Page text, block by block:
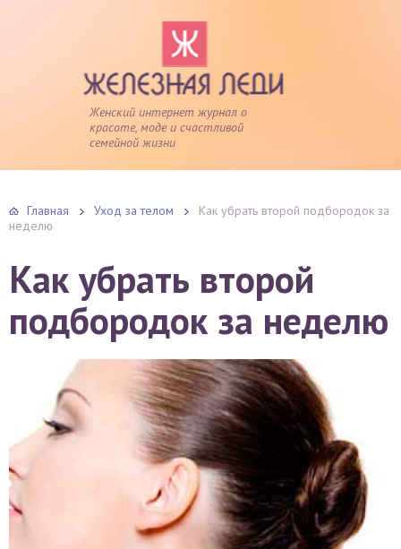
Женский интернет журнал о
красоте, моде и счастливой
семейной жизни
Главная Уход за телом
Как убрать второй подбородок за
неделю
Как убрать второй
подбородок за неделю